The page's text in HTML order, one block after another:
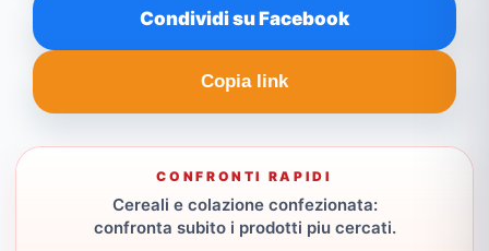
Condividi su Facebook
Copia link
CONFRONTI RAPIDI
Cereali e colazione confezionata:
confronta subito i prodotti piu cercati.